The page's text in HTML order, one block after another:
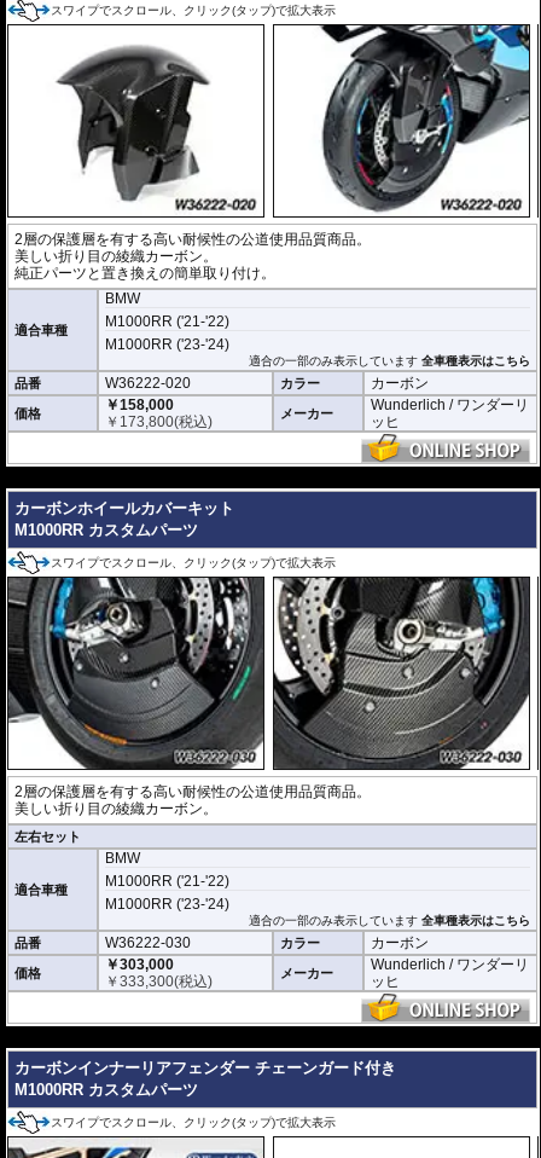
スワイプでスクロール、クリック(タップ)で拡大表示
2層の保護層を有する高い耐候性の公道使用品質商品。
美しい折り目の綾織カーボン。
純正パーツと置き換えの簡単取り付け。
適合車種
BMW
M1000RR ('21-'22)
M1000RR ('23-'24)
適合の一部のみ表示しています全車種表示はこちら
品番 W36222-020 カラー カーボン
価格
￥158,000
￥ 173,800(税込) メーカー
Wunderlich / ワンダーリ
ッヒ
カーボンホイールカバーキット
M1000RR カスタムパーツ
スワイプでスクロール、クリック(タップ)で拡大表示
2層の保護層を有する高い耐候性の公道使用品質商品。
美しい折り目の綾織カーボン。
左右セット
適合車種
BMW
M1000RR ('21-'22)
M1000RR ('23-'24)
適合の一部のみ表示しています全車種表示はこちら
品番 W36222-030 カラー カーボン
価格
￥303,000
￥333,300(税込) メーカー
Wunderlich / ワンダーリ
ッヒ
カーボンインナーリアフェンダー チェーンガード付き
M1000RR カスタムパーツ
スワイプでスクロール、クリック(タップ)で拡大表示